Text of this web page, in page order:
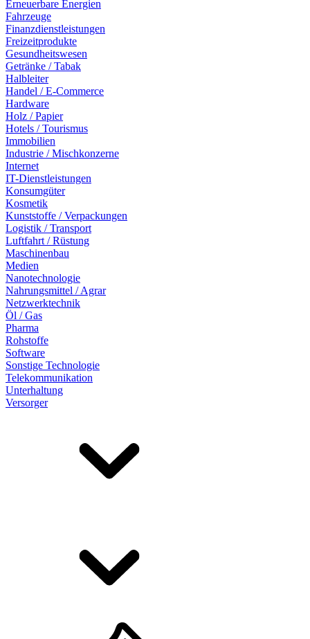
Erneuerbare Energien
Fahrzeuge
Finanzdienstleistungen
Freizeitprodukte
Gesundheitswesen
Getränke / Tabak
Halbleiter
Handel / E-Commerce
Hardware
Holz / Papier
Hotels / Tourismus
Immobilien
Industrie / Mischkonzerne
Internet
IT-Dienstleistungen
Konsumgüter
Kosmetik
Kunststoffe / Verpackungen
Logistik / Transport
Luftfahrt / Rüstung
Maschinenbau
Medien
Nanotechnologie
Nahrungsmittel / Agrar
Netzwerktechnik
Öl / Gas
Pharma
Rohstoffe
Software
Sonstige Technologie
Telekommunikation
Unterhaltung
Versorger